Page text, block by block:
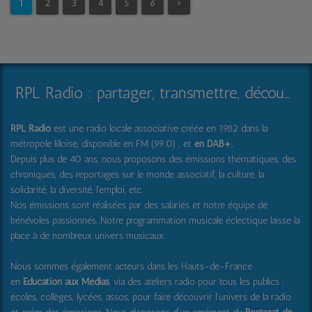
1 2 3 4 5 6 >
RPL Radio : partager, transmettre, découvrir et surprendre
RPL Radio est une radio locale associative créée en 1982 dans la
métropole lilloise, disponible en FM (99.0) , et en DAB+.
Depuis plus de 40 ans, nous proposons des émissions thématiques, des
chroniques, des reportages sur le monde associatif, la culture, la
solidarité, la diversité, l'emploi, etc.
Nos émissions sont réalisées par des salariés et notre équipe de
bénévoles passionnés. Notre programmation musicale éclectique laisse la
place à de nombreux univers musicaux.
Nous sommes également acteurs dans les Hauts-de-France
en Education aux Médias, via des ateliers radio pour tous les publics :
écoles, collèges, lycées, assos, pour faire découvrir l'univers de la radio